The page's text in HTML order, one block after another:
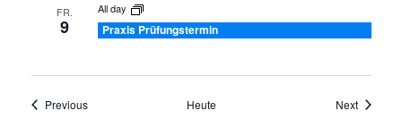
FR.
9
All day
Praxis Prüfungstermin
PreviousVeranstaltungen Heute Next